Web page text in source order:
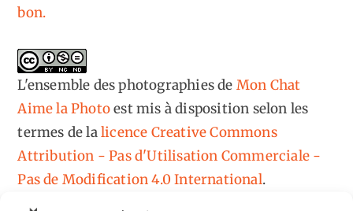
bon.
L'ensemble des photographiesde Mon Chat
Aime la Photoest mis à disposition selon les
termes de lalicence Creative Commons
Attribution - Pas d'Utilisation Commerciale -
Pas de Modification 4.0 International.